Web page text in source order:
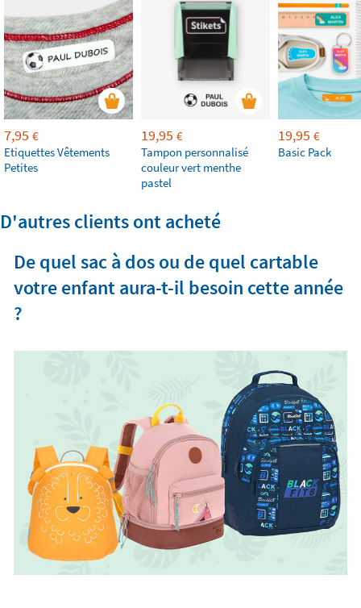
7,95 €
Etiquettes Vêtements
Petites
19,95 €
Tampon personnalisé
couleur vert menthe
pastel
19,95 €
Basic Pack
D'autres clients ont acheté
De quel sac à dos ou de quel cartable
votre enfant aura-t-il besoin cette année
?